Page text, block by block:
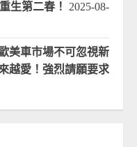
生第二春！
2025-08-
美車市場不可忽視新
越愛！強烈請願要求